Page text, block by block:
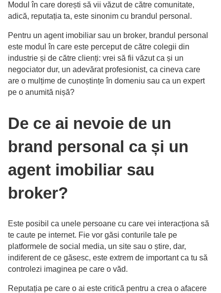
Modul în care dorești să vii văzut de către comunitate,
adică, reputația ta, este sinonim cu brandul personal.
Pentru un agent imobiliar sau un broker, brandul personal
este modul în care este perceput de către colegii din
industrie și de către clienți: vrei să fii văzut ca și un
negociator dur, un adevărat profesionist, ca cineva care
are o mulțime de cunoștințe în domeniu sau ca un expert
pe o anumită nișă?
De ce ai nevoie de un
brand personal ca și un
agent imobiliar sau
broker?
Este posibil ca unele persoane cu care vei interacționa să
te caute pe internet. Fie vor găsi conturile tale pe
platformele de social media, un site sau o știre, dar,
indiferent de ce găsesc, este extrem de important ca tu să
controlezi imaginea pe care o văd.
Reputația pe care o ai este critică pentru a crea o afacere